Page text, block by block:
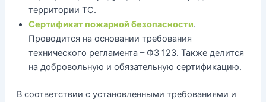
территории ТС.
Сертификат пожарной безопасности.
Проводится на основании требования
технического регламента – ФЗ 123. Также делится
на добровольную и обязательную сертификацию.
В соответствии с установленными требованиями и